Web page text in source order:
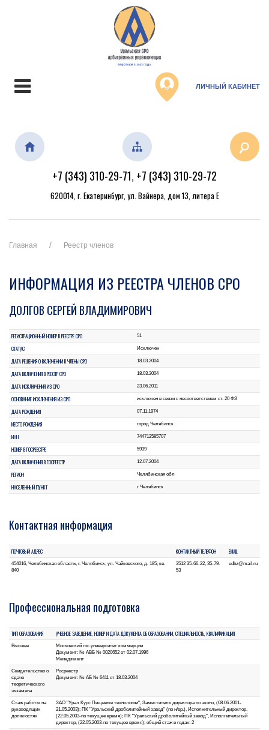
ЛИЧНЫЙ КАБИНЕТ
+7 (343) 310-29-71, +7 (343) 310-29-72
620014, г. Екатеринбург, ул. Вайнера, дом 13, литера Е
Главная Реестр членов
ИНФОРМАЦИЯ ИЗ РЕЕСТРА ЧЛЕНОВ СРО
ДОЛГОВ СЕРГЕЙ ВЛАДИМИРОВИЧ
РЕГИСТРАЦИОННЫЙ НОМЕР В РЕЕСТРЕ СРО 51
СТАТУС Исключен
ДАТА РЕШЕНИЯ О ВКЛЮЧЕНИИ В ЧЛЕНЫ СРО 18.03.2004
ДАТА ВКЛЮЧЕНИЯ В РЕЕСТР СРО 18.03.2004
ДАТА ИСКЛЮЧЕНИЯ ИЗ СРО 23.06.2011
ОСНОВАНИЕ ИСКЛЮЧЕНИЯ ИЗ СРО исключен в связи с несоответствием ст. 20 ФЗ
ДАТА РОЖДЕНИЯ 07.11.1974
МЕСТО РОЖДЕНИЯ город Челябинск
ИНН 744712585707
НОМЕР В ГОСРЕЕСТРЕ 5939
ДАТА ВКЛЮЧЕНИЯ В ГОСРЕЕСТР 12.07.2004
РЕГИОН Челябинская обл
НАСЕЛЕННЫЙ ПУНКТ г Челябинск
Контактная информация
ПОЧТОВЫЙ АДРЕС КОНТАКТНЫЙ ТЕЛЕФОН EMAIL
454016, Челябинская область, г. Челябинск, ул. Чайковского, д. 185, кв.
840
3512 35-66-22, 35-79-
53
udbz@mail.ru
Профессиональная подготовка
ТИП ОБРАЗОВАНИЯ УЧЕБНОЕ ЗАВЕДЕНИЕ, НОМЕР И ДАТА ДОКУМЕНТА ОБ ОБРАЗОВАНИИ, СПЕЦИАЛЬНОСТЬ, КВАЛИФИКАЦИЯ
Высшее
Московский гос.университет коммерции
Документ: № АВБ № 0020652 от 02.07.1996
Менеджмент
Свидетельство о
сдаче
теоретического
экзамена
Росреестр
Документ: № АБ № 6411 от 18.03.2004
Стаж работы на
руководящих
должностях
ЗАО "Урал Курс Пищевые технологии", Заместитель директора по эконо, (08.06.2001-
21.05.2003); ПК "Уральский дроболитейный завод" (по н/вр.), Исполнительный директор,
(22.05.2003-по текущее время); ПК "Уральский дроболитейный завод", Исполнительный
директор, (22.05.2003-по текущее время); общий стаж в годах: 2